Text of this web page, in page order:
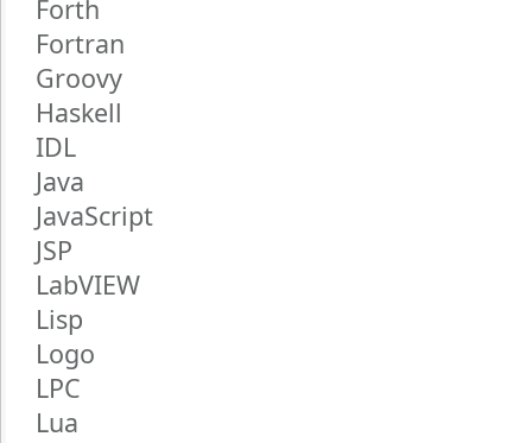
Forth
Fortran
Groovy
Haskell
IDL
Java
JavaScript
JSP
LabVIEW
Lisp
Logo
LPC
Lua